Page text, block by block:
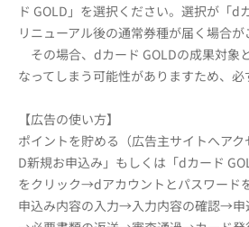
ド GOLD」を選択ください。選択が「d
リニューアル後の通常券種が届く場合が
その場合、dカード GOLDの成果対象
なってしまう可能性がありますため、必
【広告の使い方】
ポイントを貯める（広告主サイトへア
D新規お申込み」もしくは「dカード
をクリック→dアカウントとパスワード
申込み内容の入力→入力内容の確認→